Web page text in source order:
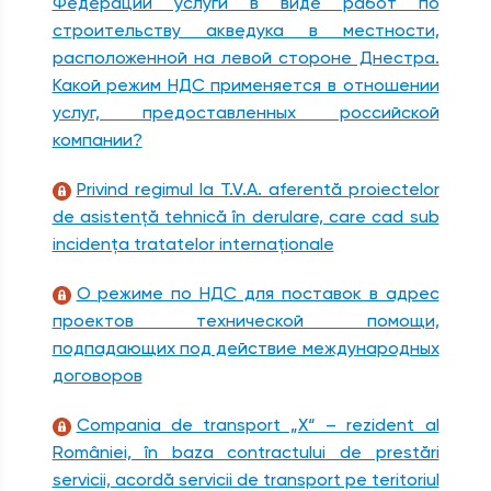
строительству акведука в местности,
расположенной на левой стороне Днестра.
Какой режим НДС применяется в отношении
услуг, предоставленных российской
компании?
Privind regimul la T.V.A. aferentă proiectelor
de asistenţă tehnică în derulare, care cad sub
incidenţa tratatelor internaţionale
О режиме по НДС для поставок в адрес
проектов технической помощи,
подпадающих под действие международных
договоров
Compania de transport „X“ – rezident al
României, în baza contractului de prestări
servicii, acordă servicii de transport pe teritoriul